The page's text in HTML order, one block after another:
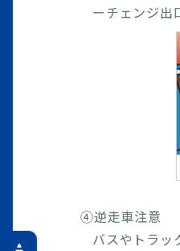
ーチェンジ出
④逆走車注意
バスやトラッ